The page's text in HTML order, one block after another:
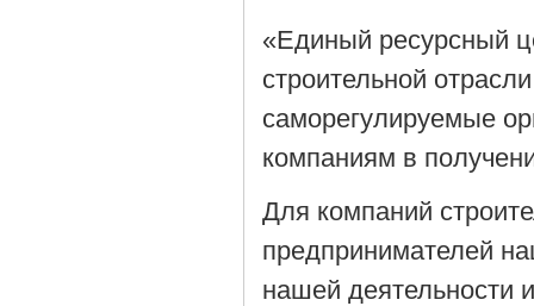
«Единый ресурсный
строительной
саморегулируемые
компаниям в
Для компаний
предпринимателей
нашей деятельности